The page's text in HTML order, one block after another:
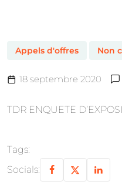
Appels d'offres Non
18 septembre 2020
TDR ENQUETE
Tags:
Socials: